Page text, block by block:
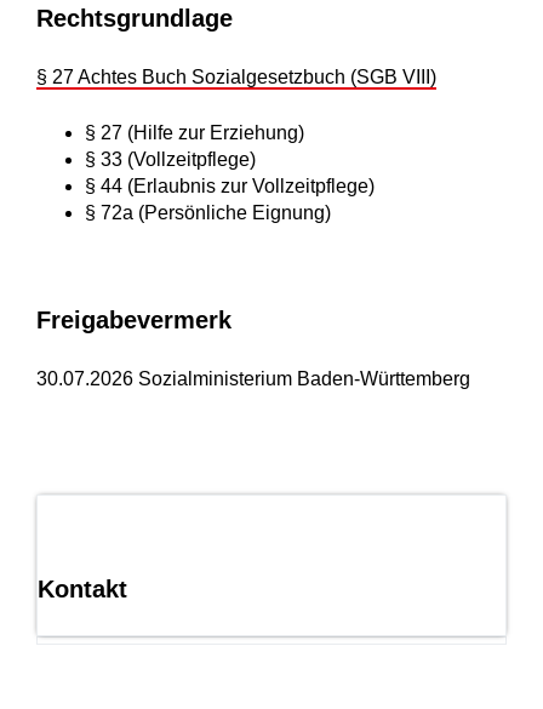
Kontakt
Rechtsgrundlage
§ 27 Achtes Buch Sozialgesetzbuch (SGB VIII)
§ 27 (Hilfe zur Erziehung)
§ 33 (Vollzeitpflege)
§ 44 (Erlaubnis zur Vollzeitpflege)
§ 72a (Persönliche Eignung)
Freigabevermerk
30.07.2026 Sozialministerium Baden-Württemberg